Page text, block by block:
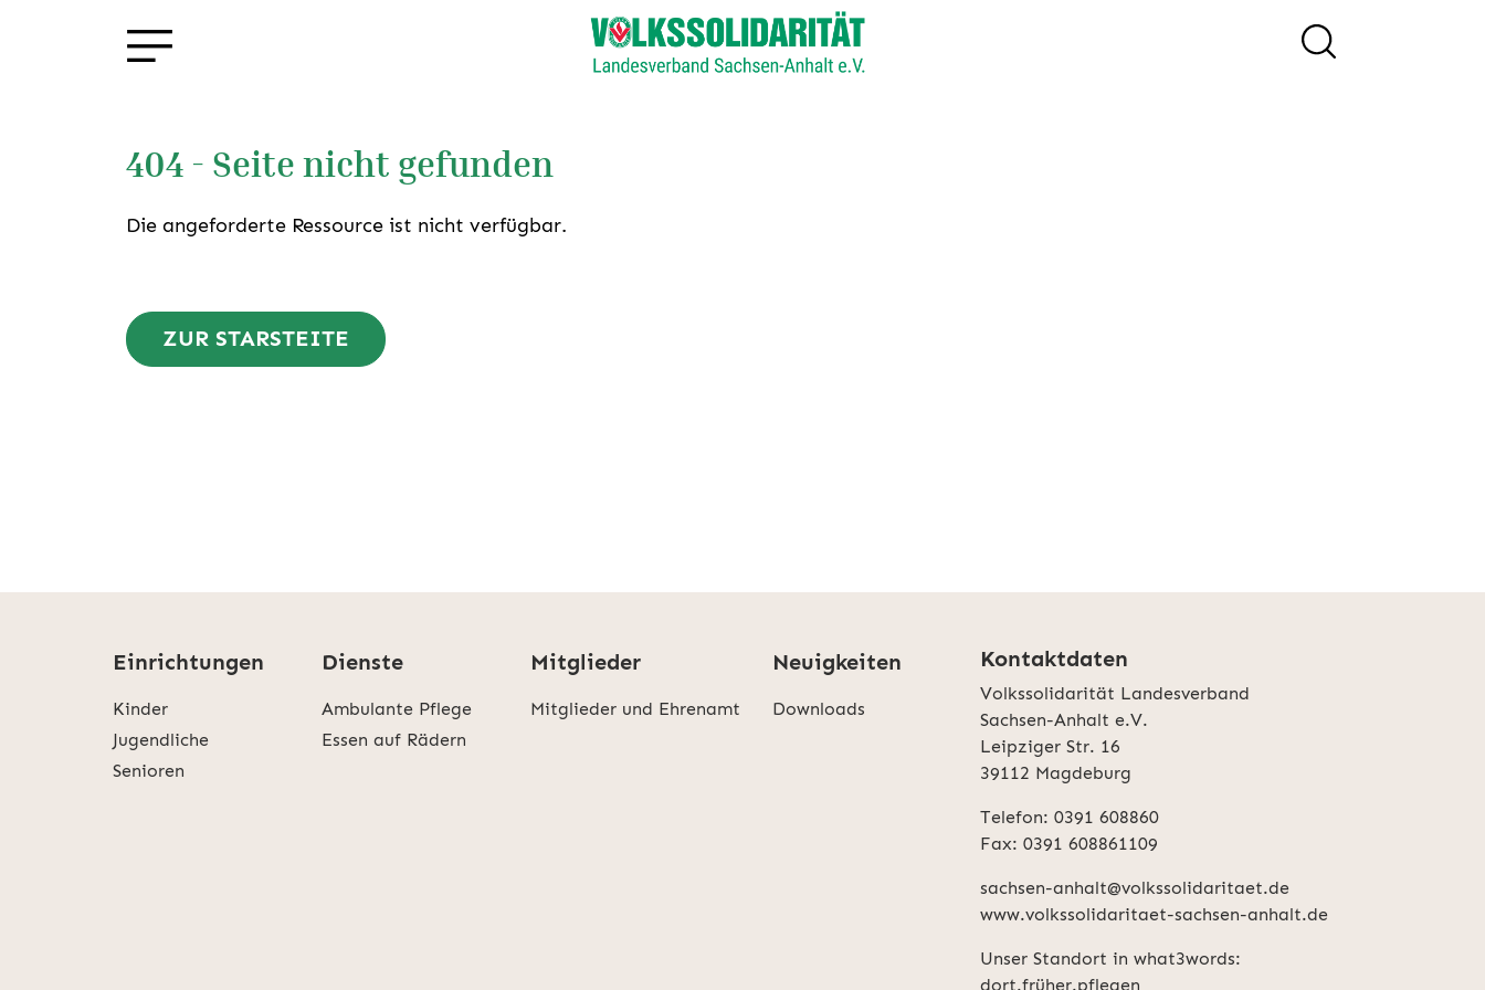
404 - Seite nicht gefunden
Die angeforderte Ressource ist nicht verfügbar.
ZUR STARSTEITE
Einrichtungen
Kinder
Jugendliche
Senioren
Dienste
Ambulante Pflege
Essen auf Rädern
Mitglieder
Mitglieder und Ehrenamt
Neuigkeiten
Downloads
Kontaktdaten
Volkssolidarität Landesverband
Sachsen-Anhalt e.V.
Leipziger Str. 16
39112 Magdeburg
Telefon: 0391 608860
Fax: 0391 608861109
sachsen-anhalt@volkssolidaritaet.de
www.volkssolidaritaet-sachsen-anhalt.de
Unser Standort in what3words:
dort.früher.pflegen